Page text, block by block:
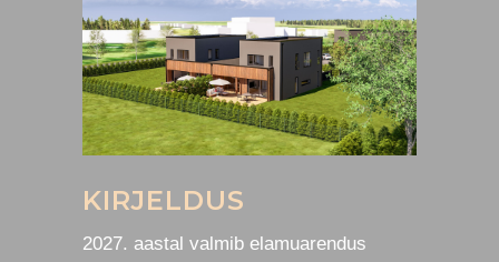
KIRJELDUS
2027. aastal valmib elamuarendus